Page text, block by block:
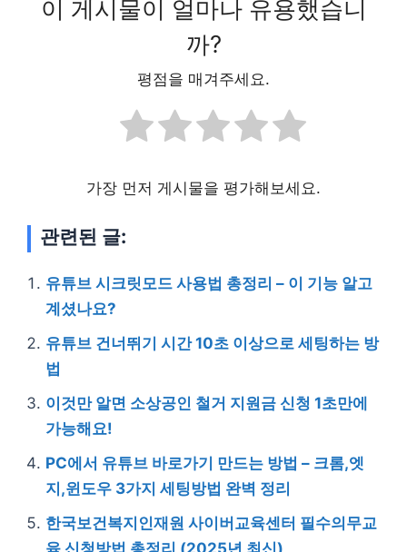
이 게시물이 얼마나 유용했습니
까?
평점을 매겨주세요.
가장 먼저 게시물을 평가해보세요.
관련된 글:
유튜브 시크릿모드 사용법 총정리 – 이 기능 알고
계셨나요?
유튜브 건너뛰기 시간 10초 이상으로 세팅하는 방
법
이것만 알면 소상공인 철거 지원금 신청 1초만에
가능해요!
PC에서 유튜브 바로가기 만드는 방법 – 크롬,엣
지,윈도우 3가지 세팅방법 완벽 정리
한국보건복지인재원 사이버교육센터 필수의무교
육 신청방법 총정리 (2025년 최신)